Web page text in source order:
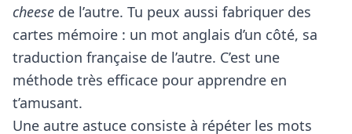
cheese de l’autre. Tu peux aussi fabriquer des
cartes mémoire : un mot anglais d’un côté, sa
traduction française de l’autre. C’est une
méthode très efficace pour apprendre en
t’amusant.
Une autre astuce consiste à répéter les mots